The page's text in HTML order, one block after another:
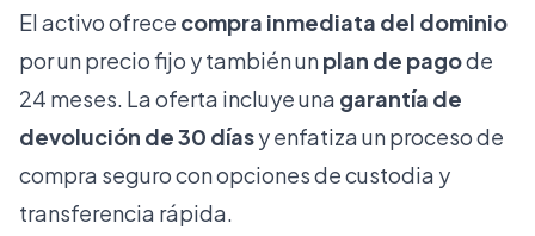
El activo ofrece compra inmediata del dominio
por un precio fijo y también unplan de pagode
24 meses. La oferta incluye una garantía de
devolución de 30 díasy enfatiza un proceso de
compra seguro con opciones de custodia y
transferencia rápida.